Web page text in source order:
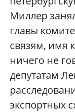
Миллер
главы
связям, имя
ничего не
депутатам
экспортных